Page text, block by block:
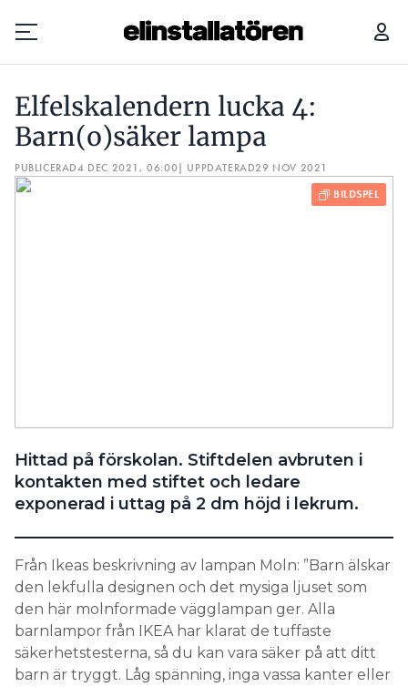
Prenumerera
Hantera prenumeration
Elfelskalendern lucka 4:
Barn(o)säker lampa
PUBLICERAD4 DEC 2021, 06:00| UPPDATERAD29 NOV 2021
Hittad på förskolan. Stiftdelen avbruten i
kontakten med stiftet och ledare
exponerad i uttag på 2 dm höjd i lekrum.
Från Ikeas beskrivning av lampan Moln: ”Barn älskar
den lekfulla designen och det mysiga ljuset som
den här molnformade vägglampan ger. Alla
barnlampor från IKEA har klarat de tuffaste
säkerhetstesterna, så du kan vara säker på att ditt
barn är tryggt. Låg spänning, inga vassa kanter eller
ELFELSKALENDERN LUCKA 4: BARN(O)SÄKER LAMPA